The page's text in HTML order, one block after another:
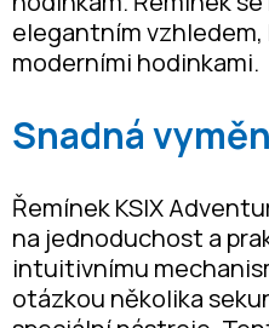
elegantním
moderními hodinkami.
Snadná
Řemínek KSIX
na jednoduchost a
intuitivnímu
otázkou několika